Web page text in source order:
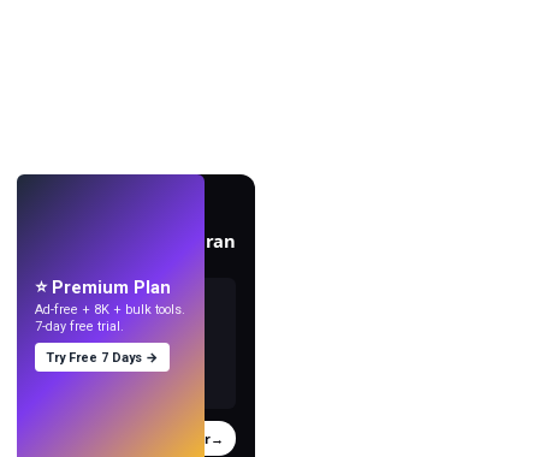
Créez des fonds d'écran
Essayer→
⭐ Premium Plan
Ad-free + 8K + bulk tools.
7-day free trial.
Try Free 7 Days →